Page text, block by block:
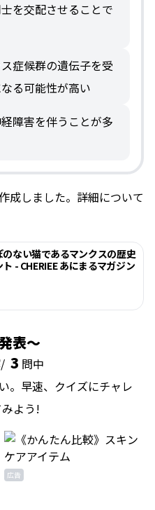
を交配させることで
症候群の遺伝子を受
る可能性が高い
障害を伴うことが多
成しました。詳細について
のない猫であるマンクスの歴史
- CHERIEE あにまるマガジン
表
3 問中
。早速、クイズにチャレ
よう!
広告